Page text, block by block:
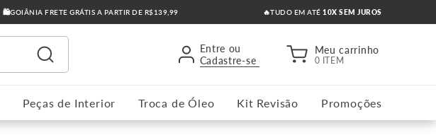
🛍️GOIÂNIA FRETE GRÁTIS A PARTIR DE R$139,99 🔥TUDO EM ATÉ10X SEM JUROS
Entre ou
Cadastre-se
Meu carrinho
0 ITEM
Peças de Interior Troca de Óleo Kit Revisão Promoções